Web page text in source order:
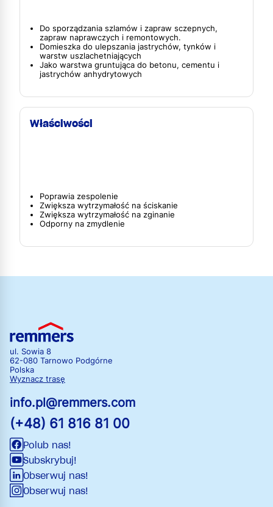
Do sporządzania szlamów i zapraw sczepnych,
zapraw naprawczych i remontowych.
Domieszka do ulepszania jastrychów, tynków i
warstw uszlachetniających
Jako warstwa gruntująca do betonu, cementu i
jastrychów anhydrytowych
Właściwości
Poprawia zespolenie
Zwiększa wytrzymałość na ściskanie
Zwiększa wytrzymałość na zginanie
Odporny na zmydlenie
ul. Sowia 8
62-080 Tarnowo Podgórne
Polska
Wyznacz trasę
info.pl@remmers.com
(+48) 61 816 81 00
Polub nas!
Subskrybuj!
Obserwuj nas!
Obserwuj nas!